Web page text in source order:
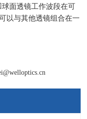
球面透镜工作波段在可
以与其他透镜组合在一